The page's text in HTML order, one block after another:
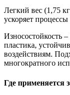
Легкий вес (1,75
ускоряет процессы
Износостойкость
пластика,
воздействиям.
многократного
Где применяется